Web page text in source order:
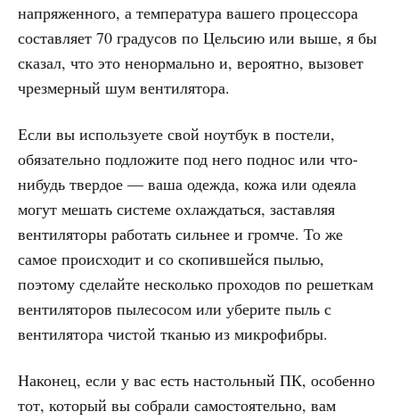
напряженного, а температура вашего процессора
составляет 70 градусов по Цельсию или выше, я бы
сказал, что это ненормально и, вероятно, вызовет
чрезмерный шум вентилятора.
Если вы используете свой ноутбук в постели,
обязательно подложите под него поднос или что-
нибудь твердое — ваша одежда, кожа или одеяла
могут мешать системе охлаждаться, заставляя
вентиляторы работать сильнее и громче. То же
самое происходит и со скопившейся пылью,
поэтому сделайте несколько проходов по решеткам
вентиляторов пылесосом или уберите пыль с
вентилятора чистой тканью из микрофибры.
Наконец, если у вас есть настольный ПК, особенно
тот, который вы собрали самостоятельно, вам